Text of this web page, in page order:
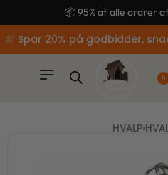
🚚 Gratis fragt
🍖 Spar 20% på godbidder,
0
HVALP›